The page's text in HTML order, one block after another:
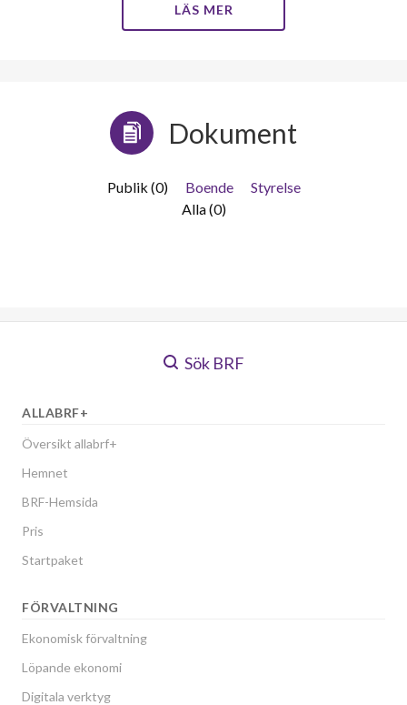
LÄS MER
Dokument
Publik (0) Boende
Styrelse
Alla (0)
Sök BRF
ALLABRF+
Översikt allabrf+
Hemnet
BRF-Hemsida
Pris
Startpaket
FÖRVALTNING
Ekonomisk förvaltning
Löpande ekonomi
Digitala verktyg